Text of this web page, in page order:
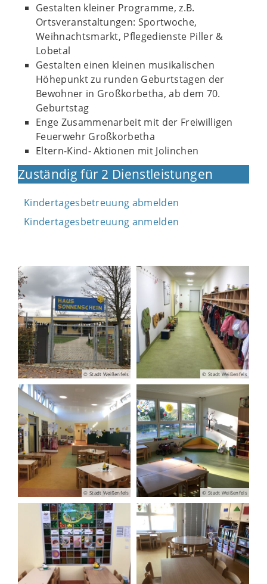
Gestalten kleiner Programme, z.B.
Ortsveranstaltungen: Sportwoche,
Weihnachtsmarkt, Pflegedienste Piller &
Lobetal
Gestalten einen kleinen musikalischen
Höhepunkt zu runden Geburtstagen der
Bewohner in Großkorbetha, ab dem 70.
Geburtstag
Enge Zusammenarbeit mit der Freiwilligen
Feuerwehr Großkorbetha
Eltern-Kind- Aktionen mit Jolinchen
Zuständig für 2 Dienstleistungen
Kindertagesbetreuung abmelden
Kindertagesbetreuung anmelden
© Stadt Weißenfels © Stadt Weißenfels
© Stadt Weißenfels © Stadt Weißenfels